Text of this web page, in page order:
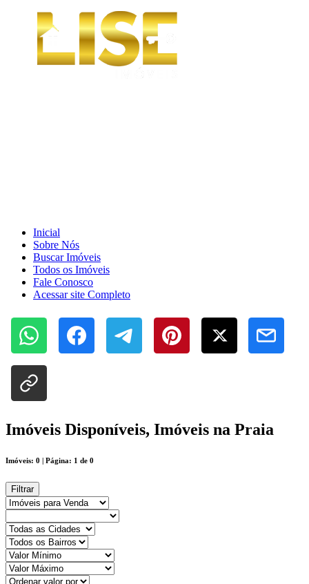
Inicial
Sobre Nós
Buscar Imóveis
Todos os Imóveis
Fale Conosco
Acessar site Completo
Imóveis Disponíveis, Imóveis na Praia
Imóveis: 0 | Página: 1 de 0
Filtrar